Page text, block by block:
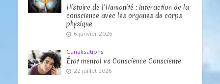
Histoire de l’Humanité : Interaction de la
conscience avec les organes du corps
physique
6 janvier 2026
Canalisations
État mental vs Conscience Consciente
22 juillet 2026